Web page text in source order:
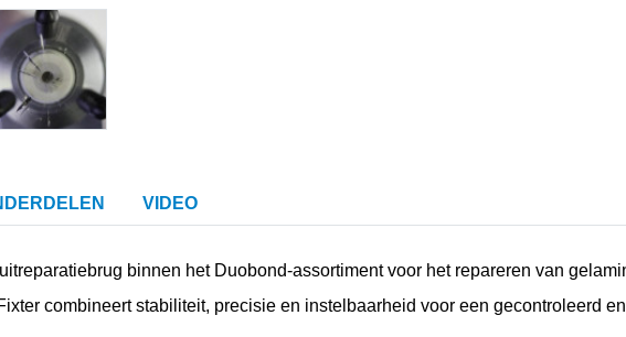
VIDEO
binnen het Duobond-assortiment voor het repareren van
combineert stabiliteit, precisie en instelbaarheid voor een gecontroleerd